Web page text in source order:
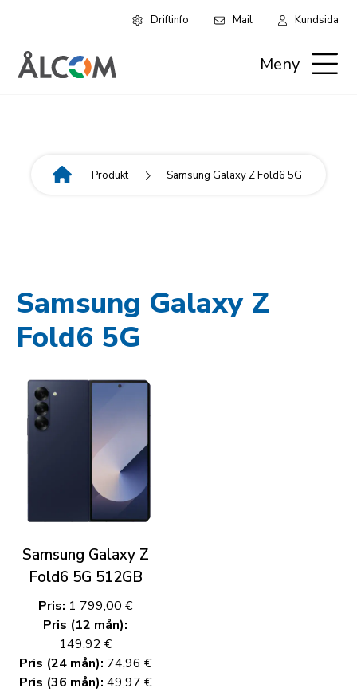
till
huvudinnehåll
Driftinfo Mail Kundsida
Meny
Produkt Samsung Galaxy Z Fold6 5G
Samsung Galaxy Z
Fold6 5G
Samsung Galaxy Z
Fold6 5G 512GB
Pris: 1 799,00 €
Pris (12 mån):
149,92 €
Pris (24 mån): 74,96 €
Pris (36 mån): 49,97 €